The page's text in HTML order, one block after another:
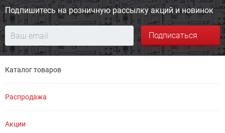
Подпишитесь на розничную рассылку акций и новинок
Подписаться
Каталог товаров
Распродажа
Акции